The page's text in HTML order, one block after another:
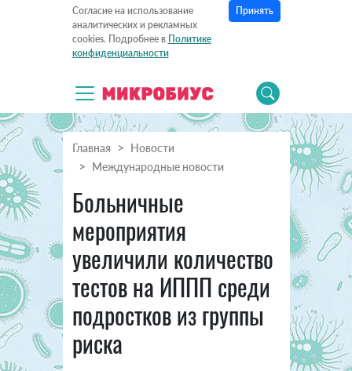
Согласие на использование
аналитических и рекламных
cookies. Подробнее в Политике
конфиденциальности
Принять
Главная
Новости
Международные новости
Больничные
мероприятия
увеличили количество
тестов на ИППП среди
подростков из группы
риска